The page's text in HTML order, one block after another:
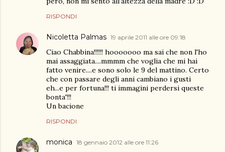
RISPONDI
Nicoletta Palmas 19 aprile 2011 alle ore 09:18
Ciao Chabbina!!!!!! hooooooo ma sai che non l'ho
mai assaggiata....mmmm che voglia che mi hai
fatto venire....e sono solo le 9 del mattino. Certo
che con passare degli anni cambiano i gusti
eh...e per fortuna!!! ti immagini perdersi queste
bonta'!!!
Un bacione
RISPONDI
monica 18 gennaio 2012 alle ore 11:26